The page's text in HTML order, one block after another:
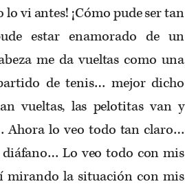
lo vi antes! ¡Cómo pude ser tan
estar enamorado de un
me da vueltas como una
de tenis… mejor dicho
vueltas, las pelotitas van y
Ahora lo veo todo tan claro…
Lo veo todo con mis
mirando la situación con mis